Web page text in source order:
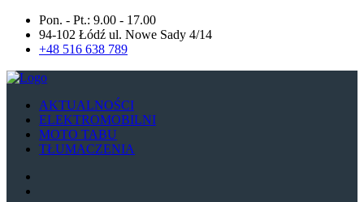
Pon. - Pt.: 9.00 - 17.00
94-102 Łódź ul. Nowe Sady 4/14
+48 516 638 789
AKTUALNOŚCI
ELEKTROMOBILNI
MOTO TABU
TŁUMACZENIA